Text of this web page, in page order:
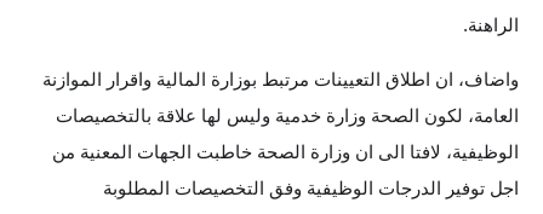
الاخبار السياسية
الاخبار الامنية
الاخبار الاقتصادية
الراهنة.
واضاف، ان اطلاق التعيينات مرتبط بوزارة المالية واقرار الموازنة
العامة، لكون الصحة وزارة خدمية وليس لها علاقة بالتخصيصات
الوظيفية، لافتا الى ان وزارة الصحة خاطبت الجهات المعنية من
اجل توفير الدرجات الوظيفية وفق التخصيصات المطلوبة